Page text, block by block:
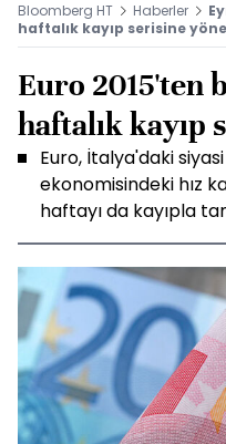
Bloomberg HT Haberler
haftalık kayıp serisine
Euro 2015'ten
haftalık kayıp
Euro, İtalya'daki
ekonomisindeki hız
haftayı da kayıpla